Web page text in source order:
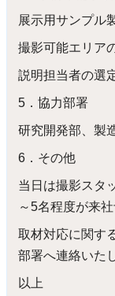
展示用サンプル
撮影可能エリア
説明担当者の選
5．協力部署
研究開発部、製
6．その他
当日は撮影スタ
～5名程度が来社
取材対応に関す
部署へ連絡いた
以上